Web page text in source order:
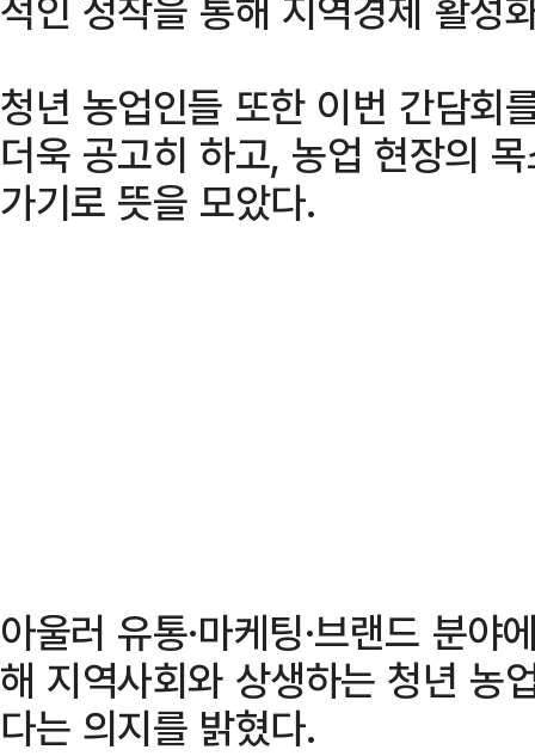
청년 농업인들 또한 이번 간담회
더욱 공고히 하고, 농업 현장의
가기로 뜻을 모았다.
아울러 유통·마케팅·브랜드 분야
해 지역사회와 상생하는 청년 농
다는 의지를 밝혔다.